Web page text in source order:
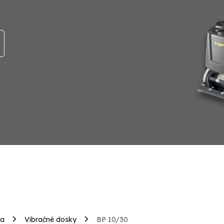
Vibračné dosky BP 10/30